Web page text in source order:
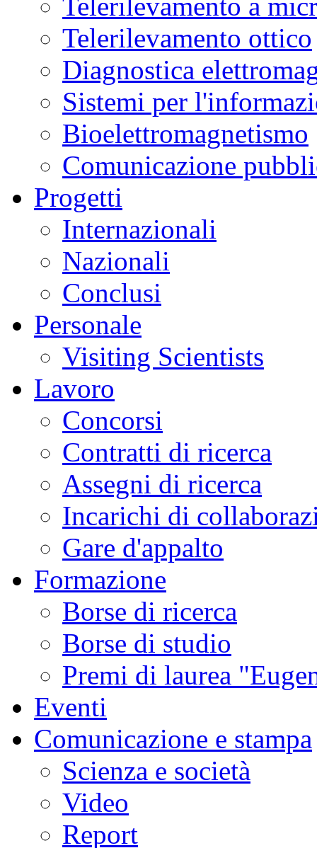
Telerilevamento ottico
Diagnostica
Sistemi per
Bioelettromagnetismo
Comunicazione
Progetti
Internazionali
Nazionali
Conclusi
Personale
Visiting Scientists
Lavoro
Concorsi
Contratti di ricerca
Assegni di ricerca
Incarichi di
Gare d'appalto
Formazione
Borse di ricerca
Borse di studio
Premi di laurea
Eventi
Comunicazione e stampa
Scienza e società
Video
Report